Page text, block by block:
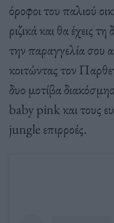
όροφοι του παλιού
ριζικά και θα έχεις
την παραγγελία σου
κοιτώντας τον
δυο μοτίβα
baby pink και τους
jungle επιρροές.